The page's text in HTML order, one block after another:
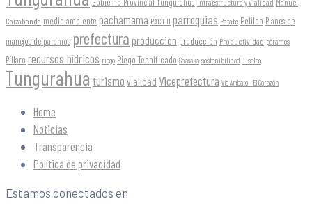
Gobierno Provincial Tungurahua Infraestructura y Vialidad Manuel
Caizabanda medio ambiente pachamama PACT II parroquias Patate Pelileo Planes de
manejos de páramos prefectura produccion producción Productividad páramos
Píllaro recursos hídricos riego Riego Tecnificado Salasaka sostenibilidad Tisaleo
Tungurahua turismo vialidad Viceprefectura Vía Ambato - El Corazón
Home
Noticias
Transparencia
Política de privacidad
Estamos conectados en